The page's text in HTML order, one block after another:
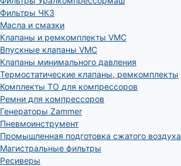
Фильтры ЧКЗ
Масла и смазки
Клапаны и ремкомплекты VMC
Впускные клапаны VMC
Клапаны минимального давления
Термостатические клапаны, ремкомплекты
Комплекты ТО для компрессоров
Ремни для компрессоров
Генераторы Zammer
Пневмоинструмент
Промышленная подготовка сжатого воздуха
Магистральные фильтры
Ресиверы